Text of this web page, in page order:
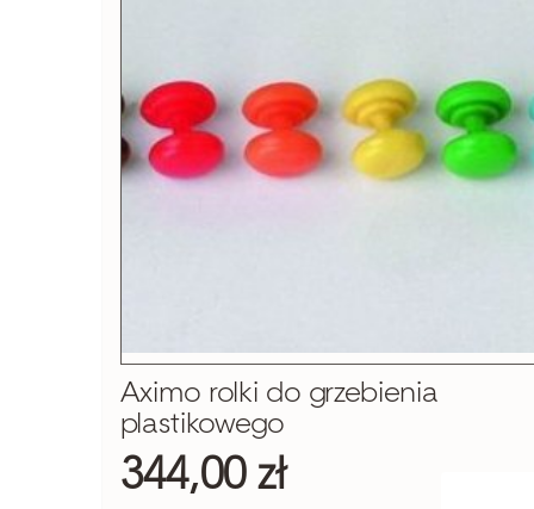
Aximo rolki do grzebienia
plastikowego
344,00 zł